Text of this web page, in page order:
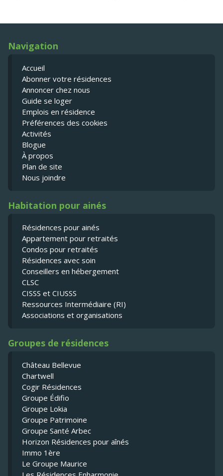
Navigation
Accueil
Abonner votre résidences
Annoncer chez nous
Guide se loger
Emplois en résidence
Préférences des cookies
Activités
Blogue
À propos
Plan de site
Nous joindre
Habitation pour ainés
Résidences pour ainés
Appartement pour retraités
Condos pour retraités
Résidences avec soin
Conseillers en hébergement
CLSC
CISSS et CIUSSS
Ressources Intermédiaire (RI)
Associations et organisations
Groupes de résidences
Château Bellevue
Chartwell
Cogir Résidences
Groupe Édifio
Groupe Lokia
Groupe Patrimoine
Groupe Santé Arbec
Horizon Résidences pour aînés
Immo 1ère
Le Groupe Maurice